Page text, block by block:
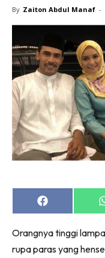
By Zaiton Abdul Manaf -
Share
on
Orangnya tinggi
rupa paras yang